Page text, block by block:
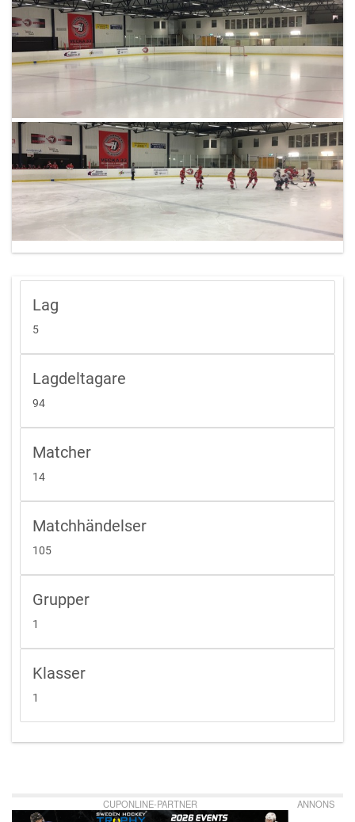
Lag
5
Lagdeltagare
94
Matcher
14
Matchhändelser
105
Grupper
1
Klasser
1
CUPONLINE-PARTNER ANNONS